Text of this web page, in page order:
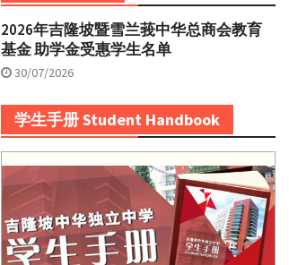
2026年吉隆坡暨雪兰莪中华总商会教育
基金 助学金受惠学生名单
30/07/2026
学生手册 Student Handbook